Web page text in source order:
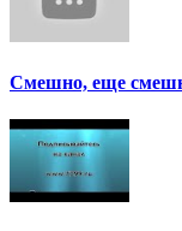
Смешно, еще